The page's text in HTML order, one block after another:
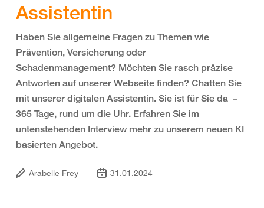
Assistentin
Haben Sie allgemeine Fragen zu Themen wie
Prävention, Versicherung oder
Schadenmanagement? Möchten Sie rasch präzise
Antworten auf unserer Webseite finden? Chatten Sie
mit unserer digitalen Assistentin. Sie ist für Sie da –
365 Tage, rund um die Uhr. Erfahren Sie im
untenstehenden Interview mehr zu unserem neuen KI
basierten Angebot.
Arabelle Frey 31.01.2024